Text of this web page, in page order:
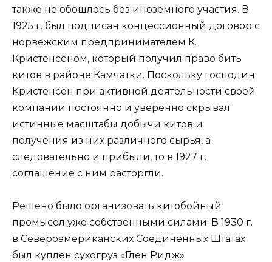
также не обошлось без иноземного участия. В
1925 г. был подписан концессионный договор с
норвежским предпринимателем К.
Кристенсеном, который получил право бить
китов в районе Камчатки. Поскольку господин
Кристенсен при активной деятельности своей
компании постоянно и уверенно скрывал
истинные масштабы добычи китов и
получения из них различного сырья, а
следовательно и прибыли, то в 1927 г.
соглашение с ним расторгли.
Решено было организовать китобойный
промысел уже собственными силами. В 1930 г.
в Североамериканских Соединенных Штатах
был куплен сухогруз «Глен Ридж»